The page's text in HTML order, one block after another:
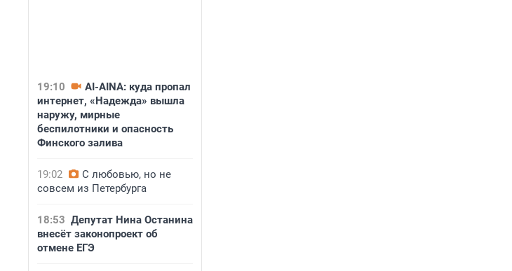
19:10
AI-AINA: куда пропал
интернет, «Надежда» вышла
наружу, мирные
беспилотники и опасность
Финского залива
19:02
С любовью, но не
совсем из Петербурга
18:53 Депутат Нина Останина
внесёт законопроект об
отмене ЕГЭ